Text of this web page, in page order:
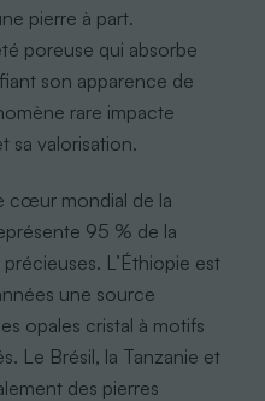
pierre à part.
poreuse qui absorbe
son apparence de
rare impacte
sa valorisation.
cœur mondial de la
95 % de la
L’Éthiopie est
une source
opales cristal à motifs
Le Brésil, la Tanzanie et
des pierres